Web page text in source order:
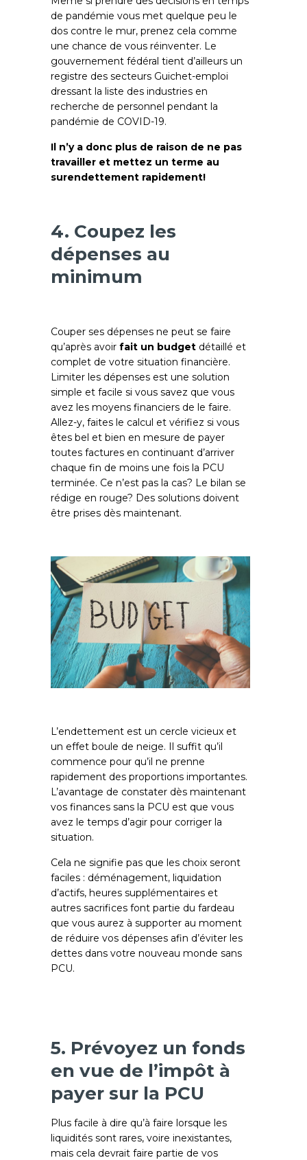
de pandémie vous met quelque peu le
dos contre le mur, prenez cela comme
une chance de vous réinventer. Le
gouvernement fédéral tient d’ailleurs un
registre des secteurs Guichet-emploi
dressant la liste des industries en
recherche de personnel pendant la
pandémie de COVID-19.
Il n’y a donc plus de raison de ne pas
travailler et mettez un terme au
surendettement rapidement!
4. Coupez les
dépenses au
minimum
Couper ses dépenses ne peut se faire
qu’après avoir fait un budget détaillé et
complet de votre situation financière.
Limiter les dépenses est une solution
simple et facile si vous savez que vous
avez les moyens financiers de le faire.
Allez-y, faites le calcul et vérifiez si vous
êtes bel et bien en mesure de payer
toutes factures en continuant d’arriver
chaque fin de moins une fois la PCU
terminée. Ce n’est pas la cas? Le bilan se
rédige en rouge? Des solutions doivent
être prises dès maintenant.
L’endettement est un cercle vicieux et
un effet boule de neige. Il suffit qu’il
commence pour qu’il ne prenne
rapidement des proportions importantes.
L’avantage de constater dès maintenant
vos finances sans la PCU est que vous
avez le temps d’agir pour corriger la
situation.
Cela ne signifie pas que les choix seront
faciles : déménagement, liquidation
d’actifs, heures supplémentaires et
autres sacrifices font partie du fardeau
que vous aurez à supporter au moment
de réduire vos dépenses afin d’éviter les
dettes dans votre nouveau monde sans
PCU.
5. Prévoyez un fonds
en vue de l’impôt à
payer sur la PCU
Plus facile à dire qu’à faire lorsque les
liquidités sont rares, voire inexistantes,
mais cela devrait faire partie de vos